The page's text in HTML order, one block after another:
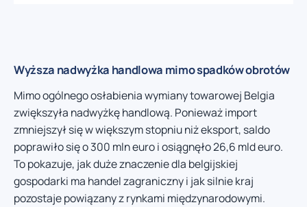
Wyższa nadwyżka handlowa mimo spadków obrotów
Mimo ogólnego osłabienia wymiany towarowej Belgia
zwiększyła nadwyżkę handlową. Ponieważ import
zmniejszył się w większym stopniu niż eksport, saldo
poprawiło się o 300 mln euro i osiągnęło 26,6 mld euro.
To pokazuje, jak duże znaczenie dla belgijskiej
gospodarki ma handel zagraniczny i jak silnie kraj
pozostaje powiązany z rynkami międzynarodowymi.